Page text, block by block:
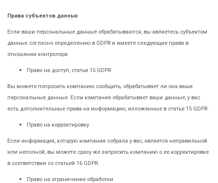
Права субъектов данных
Если ваши персональные данные обрабатываются, вы являетесь субъектом
данных согласно определению в GDPR и имеете следующие права в
отношении контролера:
Право на доступ, статья 15 GDPR
Вы можете попросить компанию сообщить, обрабатывает ли она ваши
персональные данные. Если компания обрабатывает ваши данные, у вас
есть дополнительные права на информацию, изложенные в статье 15 GDPR.
Право на корректировку
Если информация, которую компания собрала у вас, является неправильной
или неполной, вы можете сразу же запросить компанию о ее корректировке
в соответствии со статьей 16 GDPR.
Право на ограничение обработки